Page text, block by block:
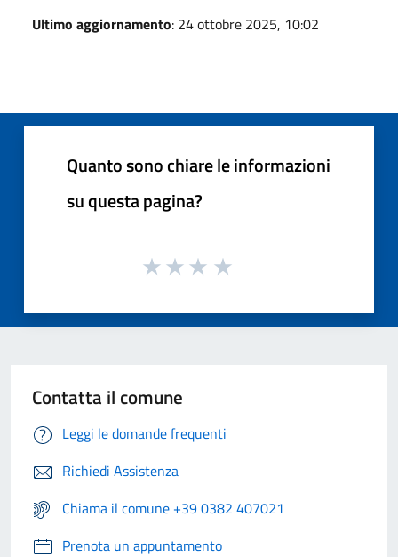
Ultimo aggiornamento: 24 ottobre 2025, 10:02
Quanto sono chiare le informazioni
su questa pagina?
Contatta il comune
Leggi le domande frequenti
Richiedi Assistenza
Chiama il comune +39 0382 407021
Prenota un appuntamento